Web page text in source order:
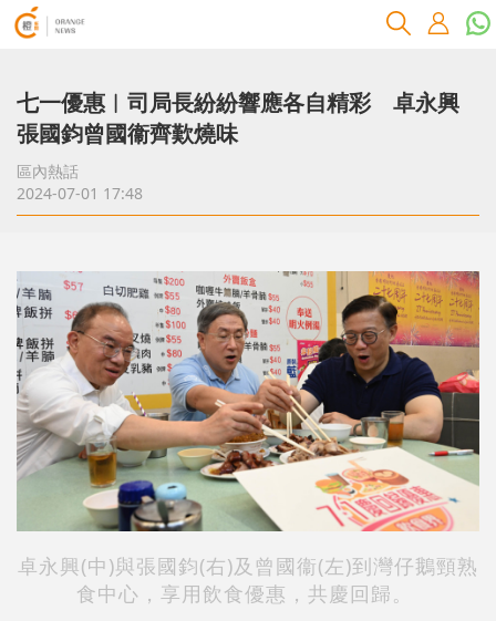
七一優惠︱司局長紛紛響應各自精彩 卓永興
張國鈞曾國衞齊歎燒味
區內熱話
2024-07-01 17:48
卓永興(中)與張國鈞(右)及曾國衞(左)到灣仔鵝頸熟
食中心，享用飲食優惠，共慶回歸。